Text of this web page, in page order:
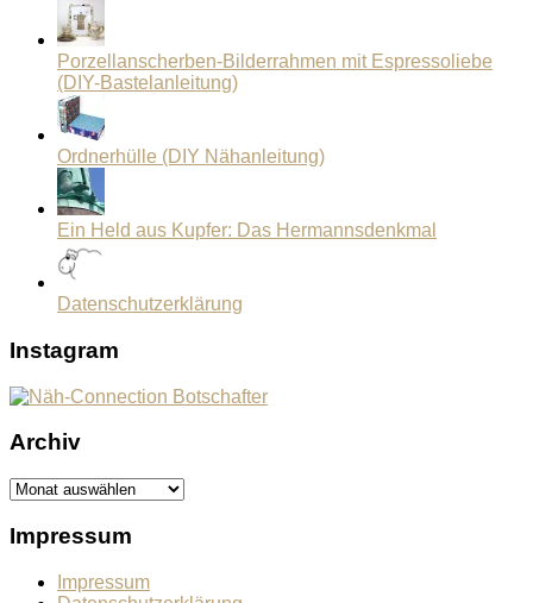
Porzellanscherben-Bilderrahmen mit Espressoliebe
(DIY-Bastelanleitung)
Ordnerhülle (DIY Nähanleitung)
Ein Held aus Kupfer: Das Hermannsdenkmal
Datenschutzerklärung
Instagram
Archiv
Archiv
Impressum
Impressum